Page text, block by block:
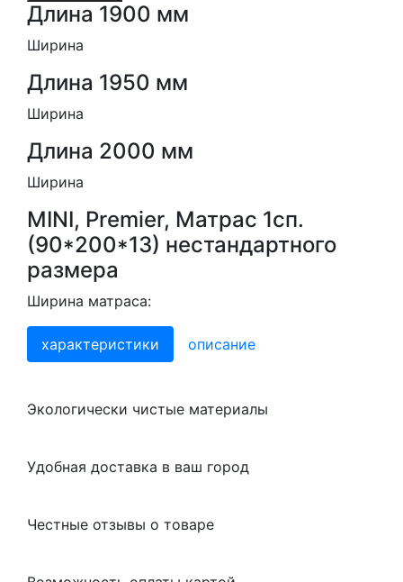
Длина 1900 мм
Ширина
Длина 1950 мм
Ширина
Длина 2000 мм
Ширина
MINI, Premier, Матрас 1сп.
(90*200*13) нестандартного
размера
Ширина матраса:
характеристики описание
Экологически чистые материалы
Удобная доставка в ваш город
Честные отзывы о товаре